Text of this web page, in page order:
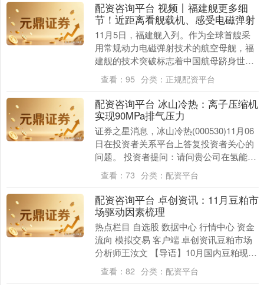
配资咨询平台 视频丨福建舰更多细
节！近距离看舰载机、感受电磁弹射
11月5日，福建舰入列。作为全球首艘采
用常规动力电磁弹射技术的航空母舰，福
建舰的技术突破标志着中国航母跻身世界
前列。 很多网友都说没看够！这段视频带
你登上福建舰....
查看： 95 分类： 正规配资平台
配资咨询平台 冰山冷热：离子压缩机
实现90MPa排气压力
证券之星消息，冰山冷热(000530)11月06
日在投资者关系平台上答复投资者关心的
问题。 投资者提问：请问贵公司在氢能源
和军工领域有布局吗？ 冰山冷热回复：
氢....
查看： 73 分类： 配资平台
配资咨询平台 卓创资讯：11月豆粕市
场驱动因素梳理
热点栏目 自选股 数据中心 行情中心 资金
流向 模拟交易 客户端 卓创资讯豆粕市场
分析师王汝文 【导语】10月国内豆粕现货
价格重心环比小幅下移，符合上月预判。
1....
查看： 82 分类： 配资平台